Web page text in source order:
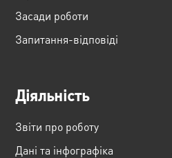
Засади роботи
Запитання-відповіді
Діяльність
Звіти про роботу
Дані та інфографіка